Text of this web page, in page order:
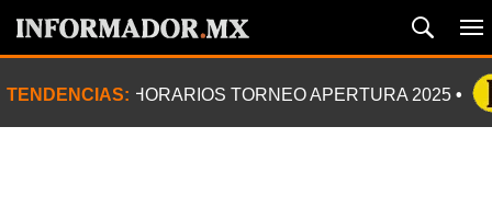
TENDENCIAS: HORARIOS TORNEO APERTURA 2025